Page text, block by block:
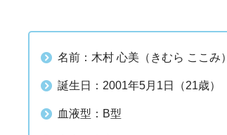
名前：木村 心美（きむら ここみ）
誕生日：2001年5月1日（21歳）
血液型：B型